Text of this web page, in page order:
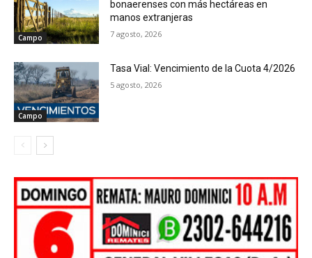
Campo
bonaerenses con más hectáreas en
manos extranjeras
7 agosto, 2026
Campo
Tasa Vial: Vencimiento de la Cuota 4/2026
5 agosto, 2026